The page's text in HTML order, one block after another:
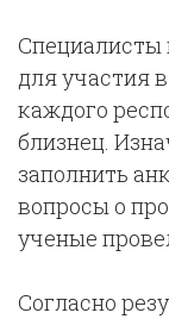
Специалисты
для участия
каждого
близнец.
заполнить
вопросы о
ученые
Согласно